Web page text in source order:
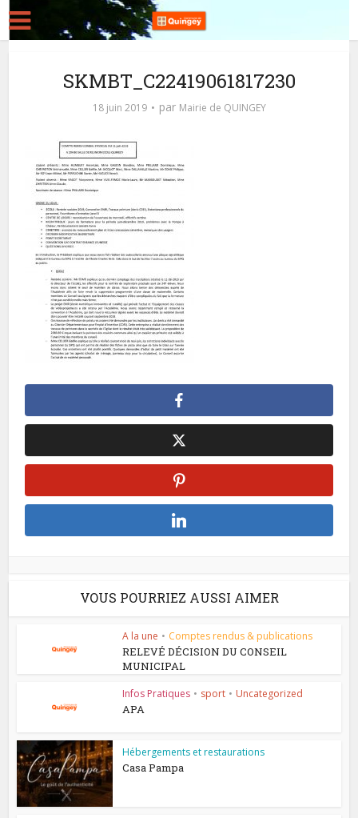
SKMBT_C22419061817230
18 juin 2019 par Mairie de QUINGEY
VOUS POURRIEZ AUSSI AIMER
A la une • Comptes rendus & publications
RELEVÉ DÉCISION DU CONSEIL
MUNICIPAL
Infos Pratiques • sport • Uncategorized
APA
Hébergements et restaurations
Casa Pampa